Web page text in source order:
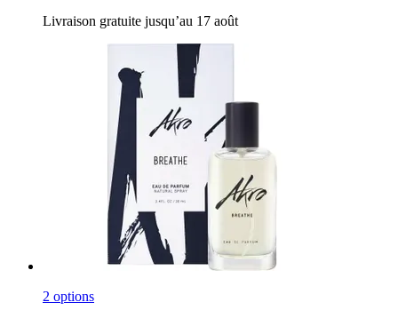
Livraison gratuite jusqu’au 17 août
2 options